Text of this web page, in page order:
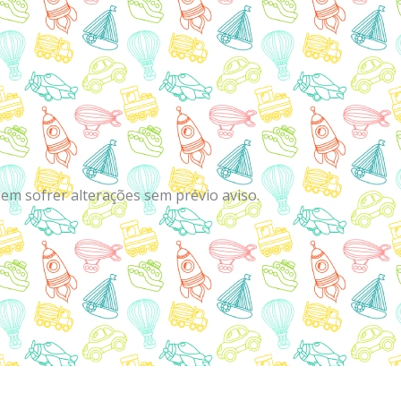
sofrer alterações sem prévio aviso.